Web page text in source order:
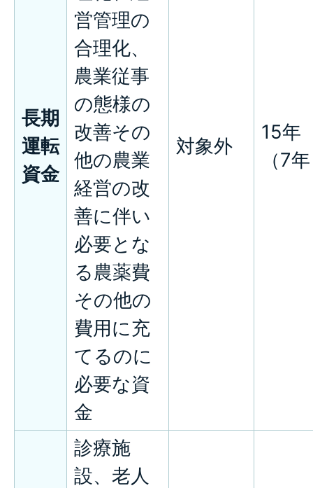
長期
運転
資金
営管理の
合理化、
農業従事
の態様の
改善その
他の農業
経営の改
善に伴い
必要とな
る農薬費
その他の
費用に充
てるのに
必要な資
金
対象外
15年
（7
診療施
設、老人